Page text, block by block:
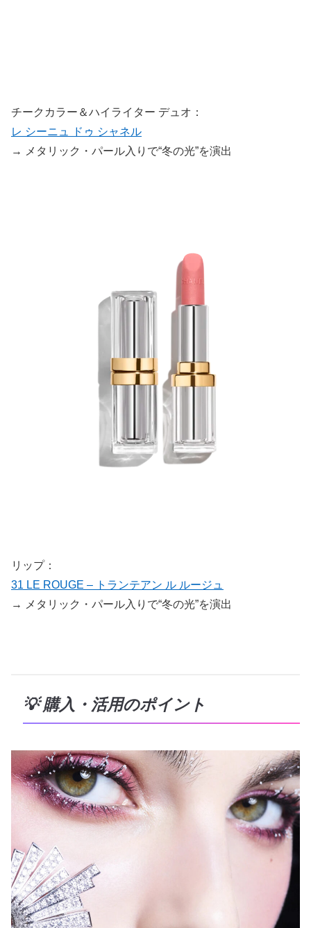
チークカラー＆ハイライター デュオ：
レ シーニュ ドゥ シャネル
→ メタリック・パール入りで“冬の光”を演出
リップ：
31 LE ROUGE – トランテアン ル ルージュ
→ メタリック・パール入りで“冬の光”を演出
💡 購入・活用のポイント